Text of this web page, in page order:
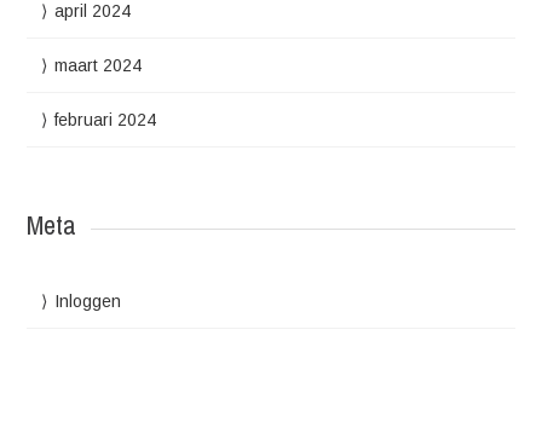
april 2024
maart 2024
februari 2024
Meta
Inloggen